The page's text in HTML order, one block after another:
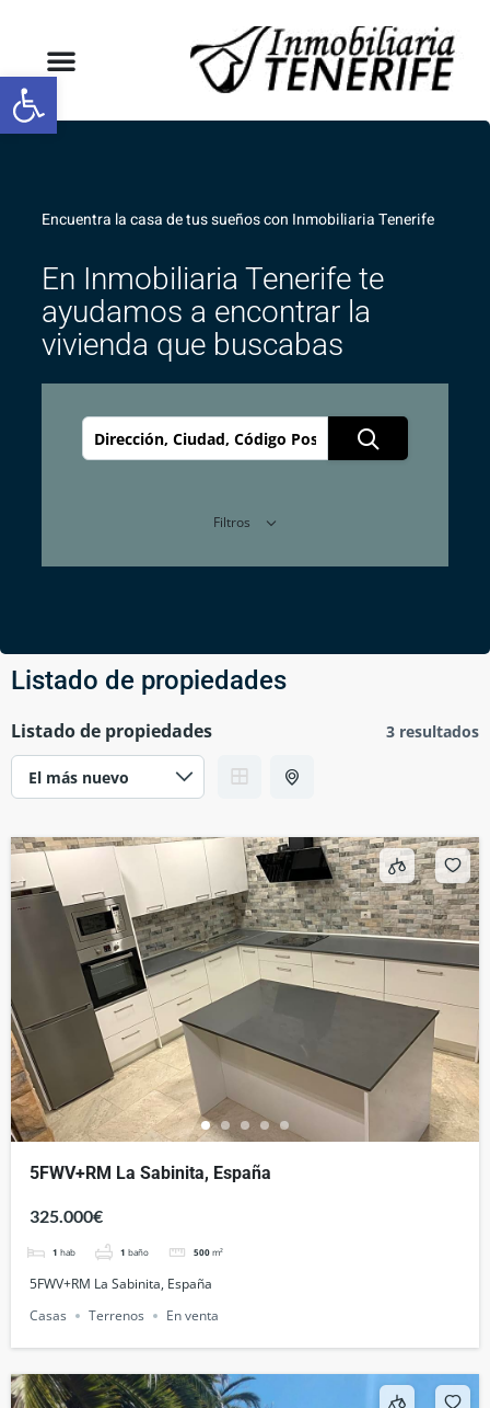
Abrir barra de herramientas
Encuentra la casa de tus sueños con Inmobiliaria Tenerife
En Inmobiliaria Tenerife te
ayudamos a encontrar la
vivienda que buscabas
Filtros
Listado de propiedades
Listado de propiedades 3 resultados
5FWV+RM La Sabinita, España
325.000€
1 hab 1 baño 500 m²
5FWV+RM La Sabinita, España
Casas
Terrenos En venta